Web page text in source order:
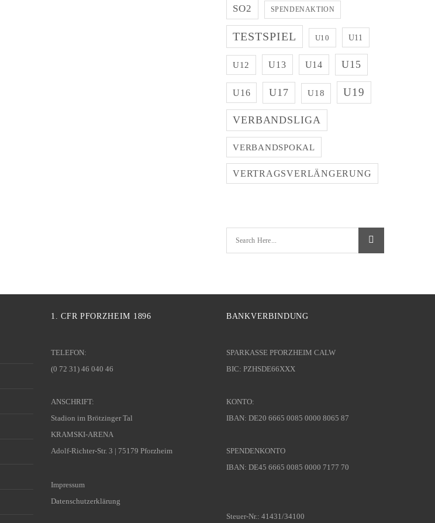
SO2 SPENDENAKTION
TESTSPIEL U10 U11
U12 U13 U14 U15
U16 U17 U18 U19
VERBANDSLIGA
VERBANDSPOKAL
VERTRAGSVERLÄNGERUNG
1. CFR PFORZHEIM 1896
TELEFON:
(0 72 31) 46 040 46
ANSCHRIFT:
Stadion im Brötzinger Tal
KRAMSKI-ARENA
Adolf-Richter-Str. 3 | 75179 Pforzheim
Impressum
Datenschutzerklärung
BANKVERBINDUNG
SPARKASSE PFORZHEIM CALW
BIC: PZHSDE66XXX
KONTO:
IBAN: DE20 6665 0085 0000 8065 87
SPENDENKONTO
IBAN: DE45 6665 0085 0000 7177 70
Steuer-Nr.: 41431/34100